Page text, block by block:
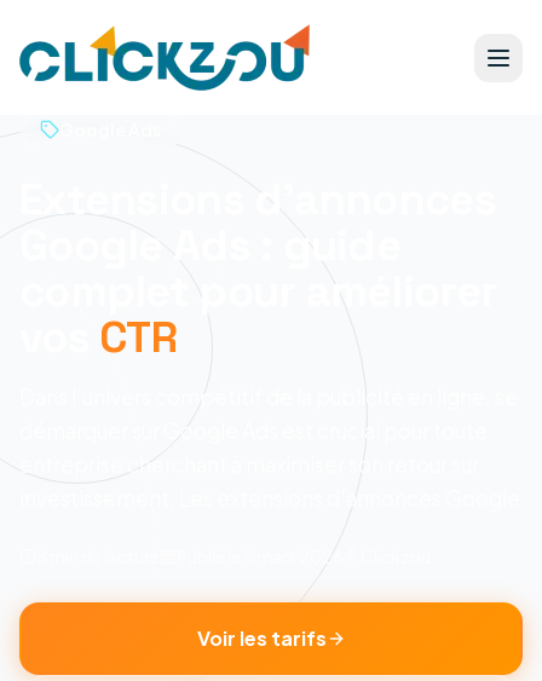
Extensions d'annonces
Google Ads : guide
complet pour améliorer
CTR
Dans l'univers compétitif de la publicité en ligne, se
démarquer sur Google Ads est crucial pour toute
entreprise cherchant à maximiser son retour sur
investissement. Les extensions d'annonces Google
5 mars 2026
Voir les tarifs